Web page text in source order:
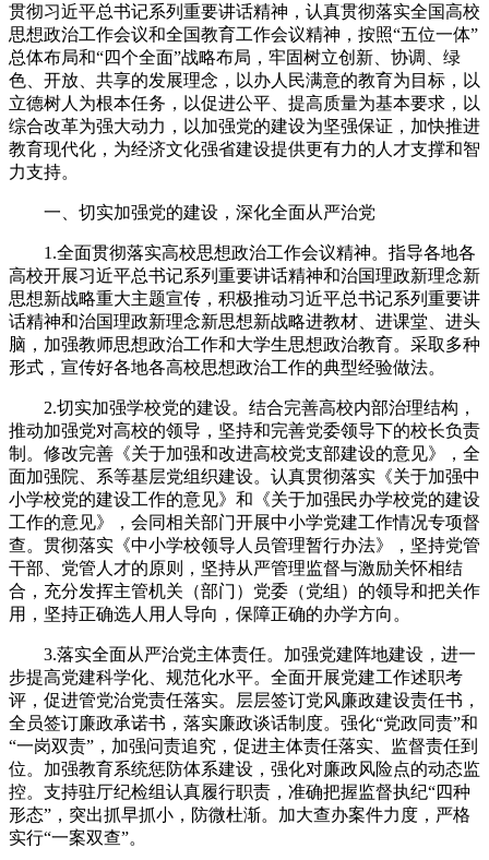
贯彻习近平总书记系列重要讲话精神，认真贯彻落实全国高校
思想政治工作会议和全国教育工作会议精神，按照“五位一体”
总体布局和“四个全面”战略布局，牢固树立创新、协调、绿
色、开放、共享的发展理念，以办人民满意的教育为目标，以
立德树人为根本任务，以促进公平、提高质量为基本要求，以
综合改革为强大动力，以加强党的建设为坚强保证，加快推进
教育现代化，为经济文化强省建设提供更有力的人才支撑和智
力支持。
一、切实加强党的建设，深化全面从严治党
1.全面贯彻落实高校思想政治工作会议精神。指导各地各
高校开展习近平总书记系列重要讲话精神和治国理政新理念新
思想新战略重大主题宣传，积极推动习近平总书记系列重要讲
话精神和治国理政新理念新思想新战略进教材、进课堂、进头
脑，加强教师思想政治工作和大学生思想政治教育。采取多种
形式，宣传好各地各高校思想政治工作的典型经验做法。
2.切实加强学校党的建设。结合完善高校内部治理结构，
推动加强党对高校的领导，坚持和完善党委领导下的校长负责
制。修改完善《关于加强和改进高校党支部建设的意见》，全
面加强院、系等基层党组织建设。认真贯彻落实《关于加强中
小学校党的建设工作的意见》和《关于加强民办学校党的建设
工作的意见》，会同相关部门开展中小学党建工作情况专项督
查。贯彻落实《中小学校领导人员管理暂行办法》，坚持党管
干部、党管人才的原则，坚持从严管理监督与激励关怀相结
合，充分发挥主管机关（部门）党委（党组）的领导和把关作
用，坚持正确选人用人导向，保障正确的办学方向。
3.落实全面从严治党主体责任。加强党建阵地建设，进一
步提高党建科学化、规范化水平。全面开展党建工作述职考
评，促进管党治党责任落实。层层签订党风廉政建设责任书，
全员签订廉政承诺书，落实廉政谈话制度。强化“党政同责”和
“一岗双责”，加强问责追究，促进主体责任落实、监督责任到
位。加强教育系统惩防体系建设，强化对廉政风险点的动态监
控。支持驻厅纪检组认真履行职责，准确把握监督执纪“四种
形态”，突出抓早抓小，防微杜渐。加大查办案件力度，严格
实行“一案双查”。